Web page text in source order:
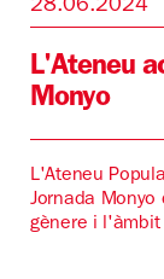
28.06.2024
L'Ateneu
Monyo
L'Ateneu
Jornada
gènere i